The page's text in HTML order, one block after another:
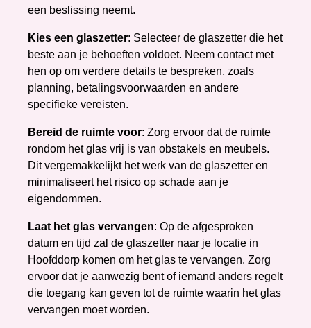
een beslissing neemt.
Kies een glaszetter: Selecteer de glaszetter die het
beste aan je behoeften voldoet. Neem contact met
hen op om verdere details te bespreken, zoals
planning, betalingsvoorwaarden en andere
specifieke vereisten.
Bereid de ruimte voor: Zorg ervoor dat de ruimte
rondom het glas vrij is van obstakels en meubels.
Dit vergemakkelijkt het werk van de glaszetter en
minimaliseert het risico op schade aan je
eigendommen.
Laat het glas vervangen: Op de afgesproken
datum en tijd zal de glaszetter naar je locatie in
Hoofddorp komen om het glas te vervangen. Zorg
ervoor dat je aanwezig bent of iemand anders regelt
die toegang kan geven tot de ruimte waarin het glas
vervangen moet worden.